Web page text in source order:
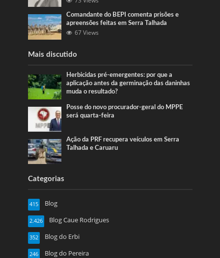
Comandante do BEPI comenta prisões e
apreensões feitas em Serra Talhada
67 Views
Mais discutido
Herbicidas pré-emergentes: por que a
aplicação antes da germinação das daninhas
muda o resultado?
Posse do novo procurador-geral do MPPE
será quarta-feira
Ação da PRF recupera veículos em Serra
Talhada e Caruaru
Categorias
Blog
415
Blog Caue Rodrigues
2.426
Blog do Erbi
352
Blog do Pereira
246